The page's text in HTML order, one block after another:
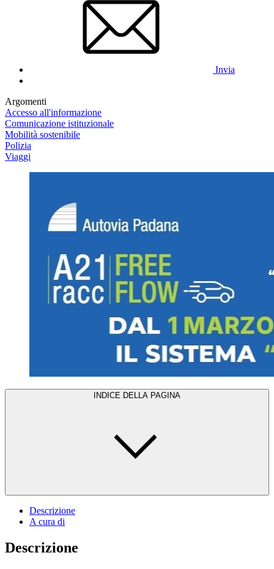
Invia
Argomenti
Accesso all'informazione
Comunicazione istituzionale
Mobilità sostenibile
Polizia
Viaggi
INDICE DELLA PAGINA
Descrizione
A cura di
Descrizione